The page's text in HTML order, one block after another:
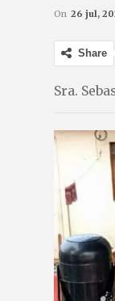
On 26 jul,
Share
Sra.